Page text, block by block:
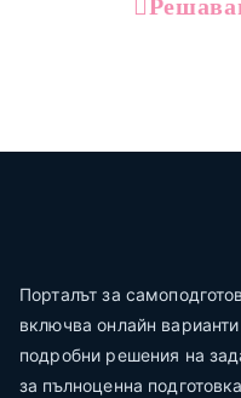
Порталът за
включва онлайн
подробни решения на
за пълноценна